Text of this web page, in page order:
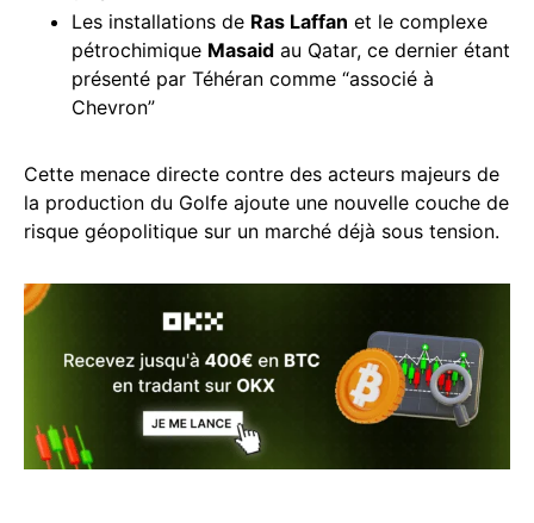
Les installations de Ras Laffan et le complexe
pétrochimique Masaid au Qatar, ce dernier étant
présenté par Téhéran comme “associé à
Chevron”
Cette menace directe contre des acteurs majeurs de
la production du Golfe ajoute une nouvelle couche de
risque géopolitique sur un marché déjà sous tension.